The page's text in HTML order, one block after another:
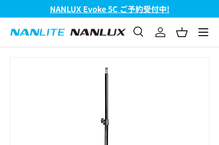
コンテンツへスキップ
NANLUX Evoke 5C ご予約受付中!
検索
検索 ログインバスケッ
メニ